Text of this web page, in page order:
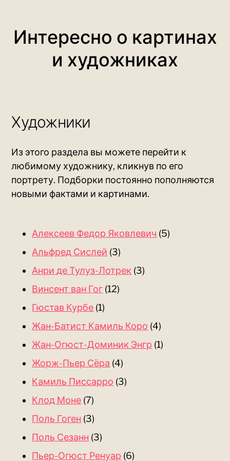
Интересно о картинах
и художниках
Художники
Из этого раздела вы можете перейти к
любимому художнику, кликнув по его
портрету. Подборки постоянно пополняются
новыми фактами и картинами.
Алексеев Федор Яковлевич (5)
Альфред Сислей (3)
Анри де Тулуз-Лотрек (3)
Винсент ван Гог (12)
Гюстав Курбе (1)
Жан-Батист Камиль Коро (4)
Жан-Огюст-Доминик Энгр (1)
Жорж-Пьер Сёра (4)
Камиль Писсарро (3)
Клод Моне (7)
Поль Гоген (3)
Поль Сезанн (3)
Пьер-Огюст Ренуар (6)